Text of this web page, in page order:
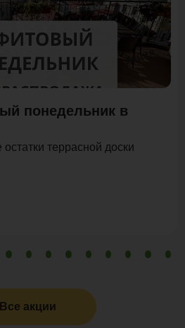
Акция
понедельник в
террасной доски
Все акции